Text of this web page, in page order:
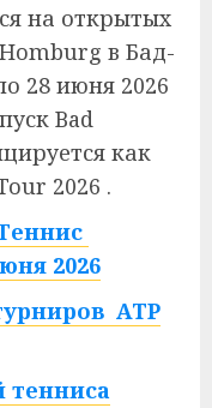
на открытых
в Бад-
28 июня 2026
Bad
как
2026 .
2026
ATP
тенниса